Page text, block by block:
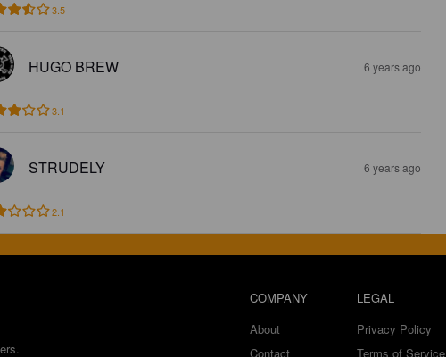
3.5
HUGO BREW 6 years ago
3.1
STRUDELY 6 years ago
2.1
COMPANY
About
Contact
LEGAL
Privacy Policy
Terms of Service